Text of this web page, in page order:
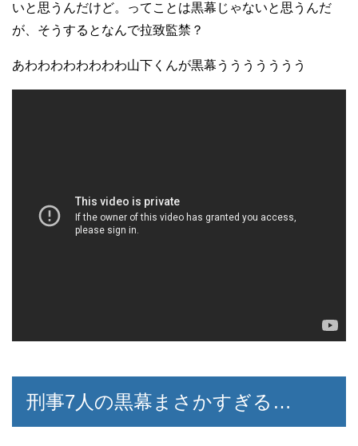
いと思うんだけど。ってことは黒幕じゃないと思うんだ
が、そうするとなんで拉致監禁？
あわわわわわわわわ山下くんが黒幕ううううううう
刑事7人の黒幕まさかすぎる…